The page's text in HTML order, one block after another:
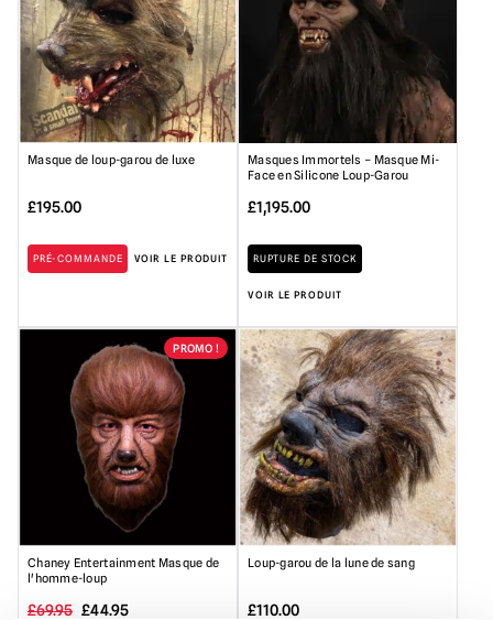
Masque de loup-garou de luxe
£195.00
PRÉ-COMMANDE VOIR LE PRODUIT
Masques Immortels – Masque Mi-
Face en Silicone Loup-Garou
£1,195.00
RUPTURE DE STOCK
VOIR LE PRODUIT
PROMO !
Chaney Entertainment Masque de
l'homme-loup
£69.95 Le
£44.95Le
Loup-garou de la lune de sang
£110.00